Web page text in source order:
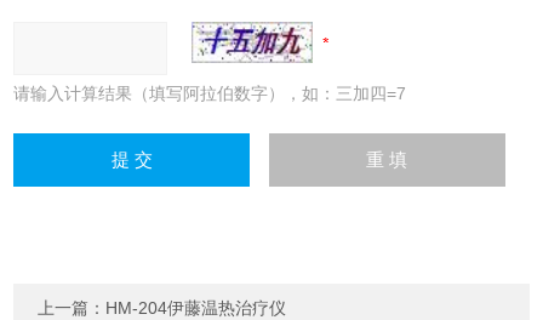
请输入计算结果（填写阿拉伯数字），如：三加四=7
上一篇： HM-204伊藤温热治疗仪